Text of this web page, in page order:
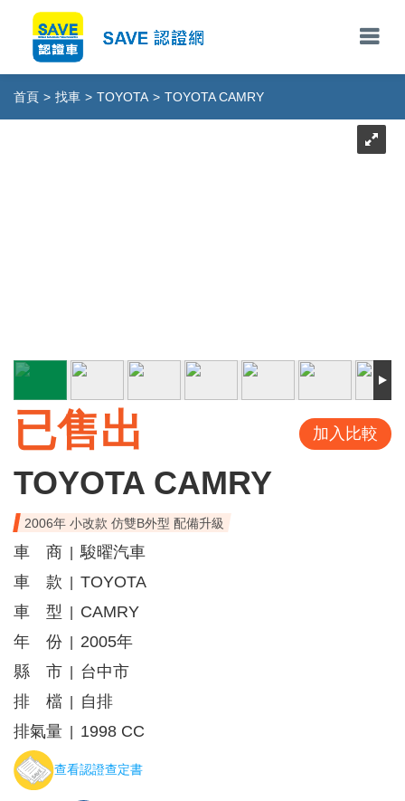
首頁 > 找車 > TOYOTA > TOYOTA CAMRY
已售出 加入比較
TOYOTA CAMRY
2006年 小改款 仿雙B外型 配備升級
車 商
駿曜汽車
車 款
TOYOTA
車 型
CAMRY
年 份
2005年
縣 市
台中市
排 檔
自排
排氣量
1998 CC
查看認證查定書